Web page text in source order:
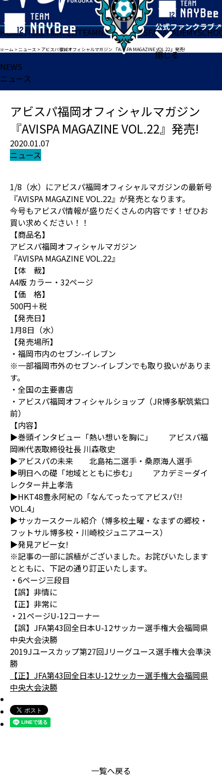
閉じる
HOMETICKETMATCHTEAMNEWSGOODSFANACADEMY
ホーム >ニュース > アビスパ福岡オフィシャルマガジン 『AVISPA MAGAZINE VOL.22』発売!
NEWS
ニュース
アビスパ福岡オフィシャルマガジン
『AVISPA MAGAZINE VOL.22』発売!
2020.01.07
ニュース
1/8（水）にアビスパ福岡オフィシャルマガジンの最新号
『AVISPA MAGAZINE VOL.22』が発売となります。
今号もアビスパ情報が盛りだくさんの内容です！ぜひお
買い求めください！！
【商品名】
アビスパ福岡オフィシャルマガジン
『AVISPA MAGAZINE VOL.22』
【体 裁】
A4版 カラー・32ページ
【価 格】
500円＋税
【発売日】
1月8日（水）
【発売場所】
・福岡市内のセブン-イレブン
※一部福岡市外のセブン-イレブンでも取り扱いがありま
す。
・全国の主要書店
・アビスパ福岡オフィシャルショップ（JR博多駅筑紫口
前）
【内容】
▶巻頭インタビュー「熱い想いを胸に」 アビスパ福
岡㈱代表取締役社長 川森敬史
▶アビスパの未来 北島祐二選手・桑原海人選手
▶明日への礎「地域とともに歩む」 アカデミーダイ
レクター井上孝浩
▶HKT48豊永阿紀の「なんてったってアビスパ!!
VOL.4」
▶サッカースクール紹介（博多校土曜・なまずの郷校・
フットサル博多校・川崎校ジュニアユース）
▶発見アビー女!
※記事の一部に誤植がございました。お詫びいたします
とともに、下記の通り訂正いたします。
・6ページ三段目
【誤】非情に
【正】非常に
・21ページU-12コーナー
【誤】JFA第43回全日本U-12サッカー選手権大会福岡県
中央大会決勝
2019Jユースカップ第27回Jリーグユース選手権大会準決
勝
【正】JFA第43回全日本U-12サッカー選手権大会福岡県
中央大会決勝
一覧へ戻る